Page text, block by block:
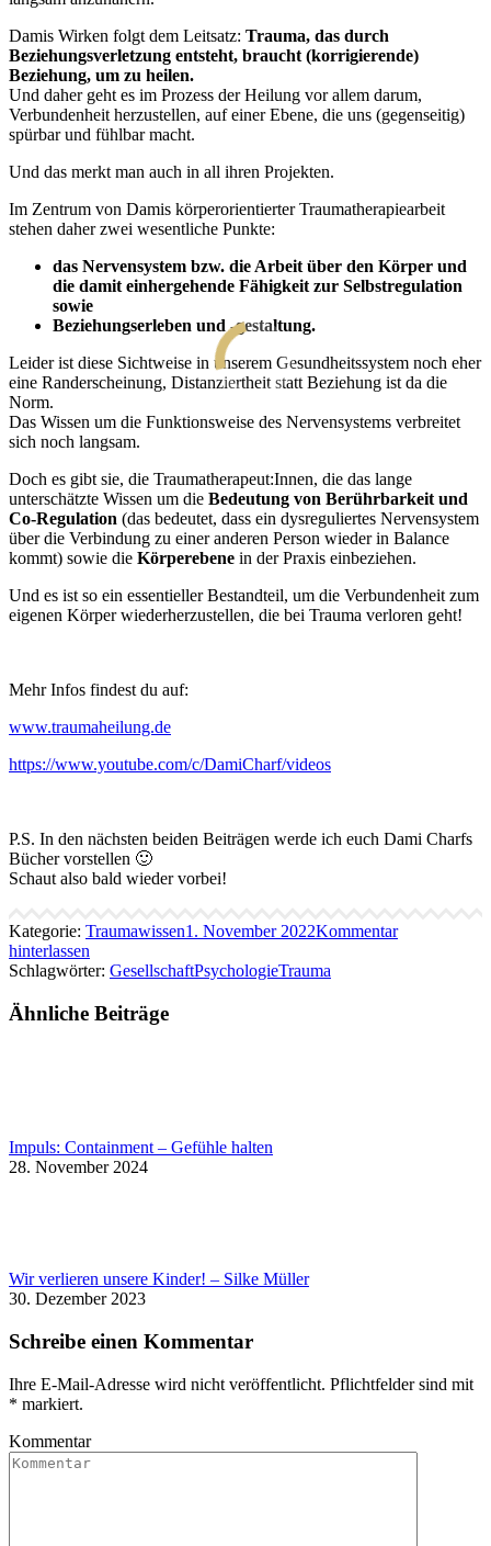
Damis Wirken folgt dem Leitsatz: Trauma, das durch
Beziehungsverletzung entsteht, braucht (korrigierende)
Beziehung, um zu heilen.
Und daher geht es im Prozess der Heilung vor allem darum,
Verbundenheit herzustellen, auf einer Ebene, die uns (gegenseitig)
spürbar und fühlbar macht.
Und das merkt man auch in all ihren Projekten.
Im Zentrum von Damis körperorientierter Traumatherapiearbeit
stehen daher zwei wesentliche Punkte:
das Nervensystem bzw. die Arbeit über den Körper und
die damit einhergehende Fähigkeit zur Selbstregulation
sowie
Beziehungserleben und -gestaltung.
Leider ist diese Sichtweise in unserem Gesundheitssystem noch eher
eine Randerscheinung, Distanziertheit statt Beziehung ist da die
Norm.
Das Wissen um die Funktionsweise des Nervensystems verbreitet
sich noch langsam.
Doch es gibt sie, die Traumatherapeut:Innen, die das lange
unterschätzte Wissen um die Bedeutung von Berührbarkeit und
Co-Regulation (das bedeutet, dass ein dysreguliertes Nervensystem
über die Verbindung zu einer anderen Person wieder in Balance
kommt) sowie die Körperebene in der Praxis einbeziehen.
Und es ist so ein essentieller Bestandteil, um die Verbundenheit zum
eigenen Körper wiederherzustellen, die bei Trauma verloren geht!
Mehr Infos findest du auf:
www.traumaheilung.de
https://www.youtube.com/c/DamiCharf/videos
P.S. In den nächsten beiden Beiträgen werde ich euch Dami Charfs
Bücher vorstellen 🙂
Schaut also bald wieder vorbei!
Kategorie: Traumawissen1. November 2022Kommentar
hinterlassen
Schlagwörter: GesellschaftPsychologieTrauma
Ähnliche Beiträge
Impuls: Containment – Gefühle halten
28. November 2024
Wir verlieren unsere Kinder! – Silke Müller
30. Dezember 2023
Schreibe einen Kommentar
Ihre E-Mail-Adresse wird nicht veröffentlicht. Pflichtfelder sind mit
* markiert.
Kommentar